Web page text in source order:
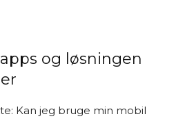
og løsningen
Kan jeg bruge min mobil